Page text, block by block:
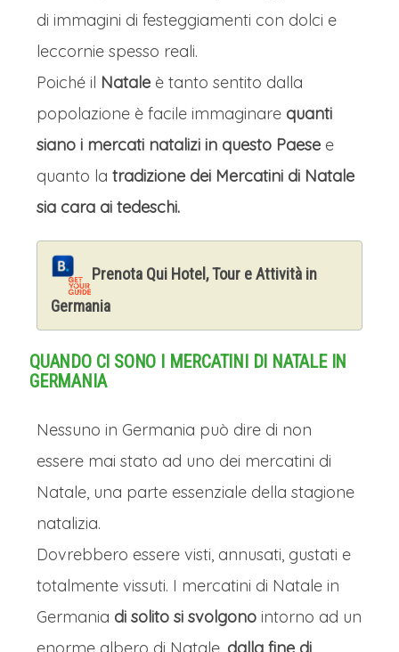
di immagini di festeggiamenti con dolci e
leccornie spesso reali.
Poiché il Natale è tanto sentito dalla
popolazione è facile immaginare quanti
siano i mercati natalizi in questo Paese e
quanto la tradizione dei Mercatini di Natale
sia cara ai tedeschi.
Prenota Qui Hotel, Tour e Attività in
Germania
QUANDO CI SONO I MERCATINI DI NATALE IN
GERMANIA
Nessuno in Germania può dire di non
essere mai stato ad uno dei mercatini di
Natale, una parte essenziale della stagione
natalizia.
Dovrebbero essere visti, annusati, gustati e
totalmente vissuti. I mercatini di Natale in
Germania di solito si svolgono intorno ad un